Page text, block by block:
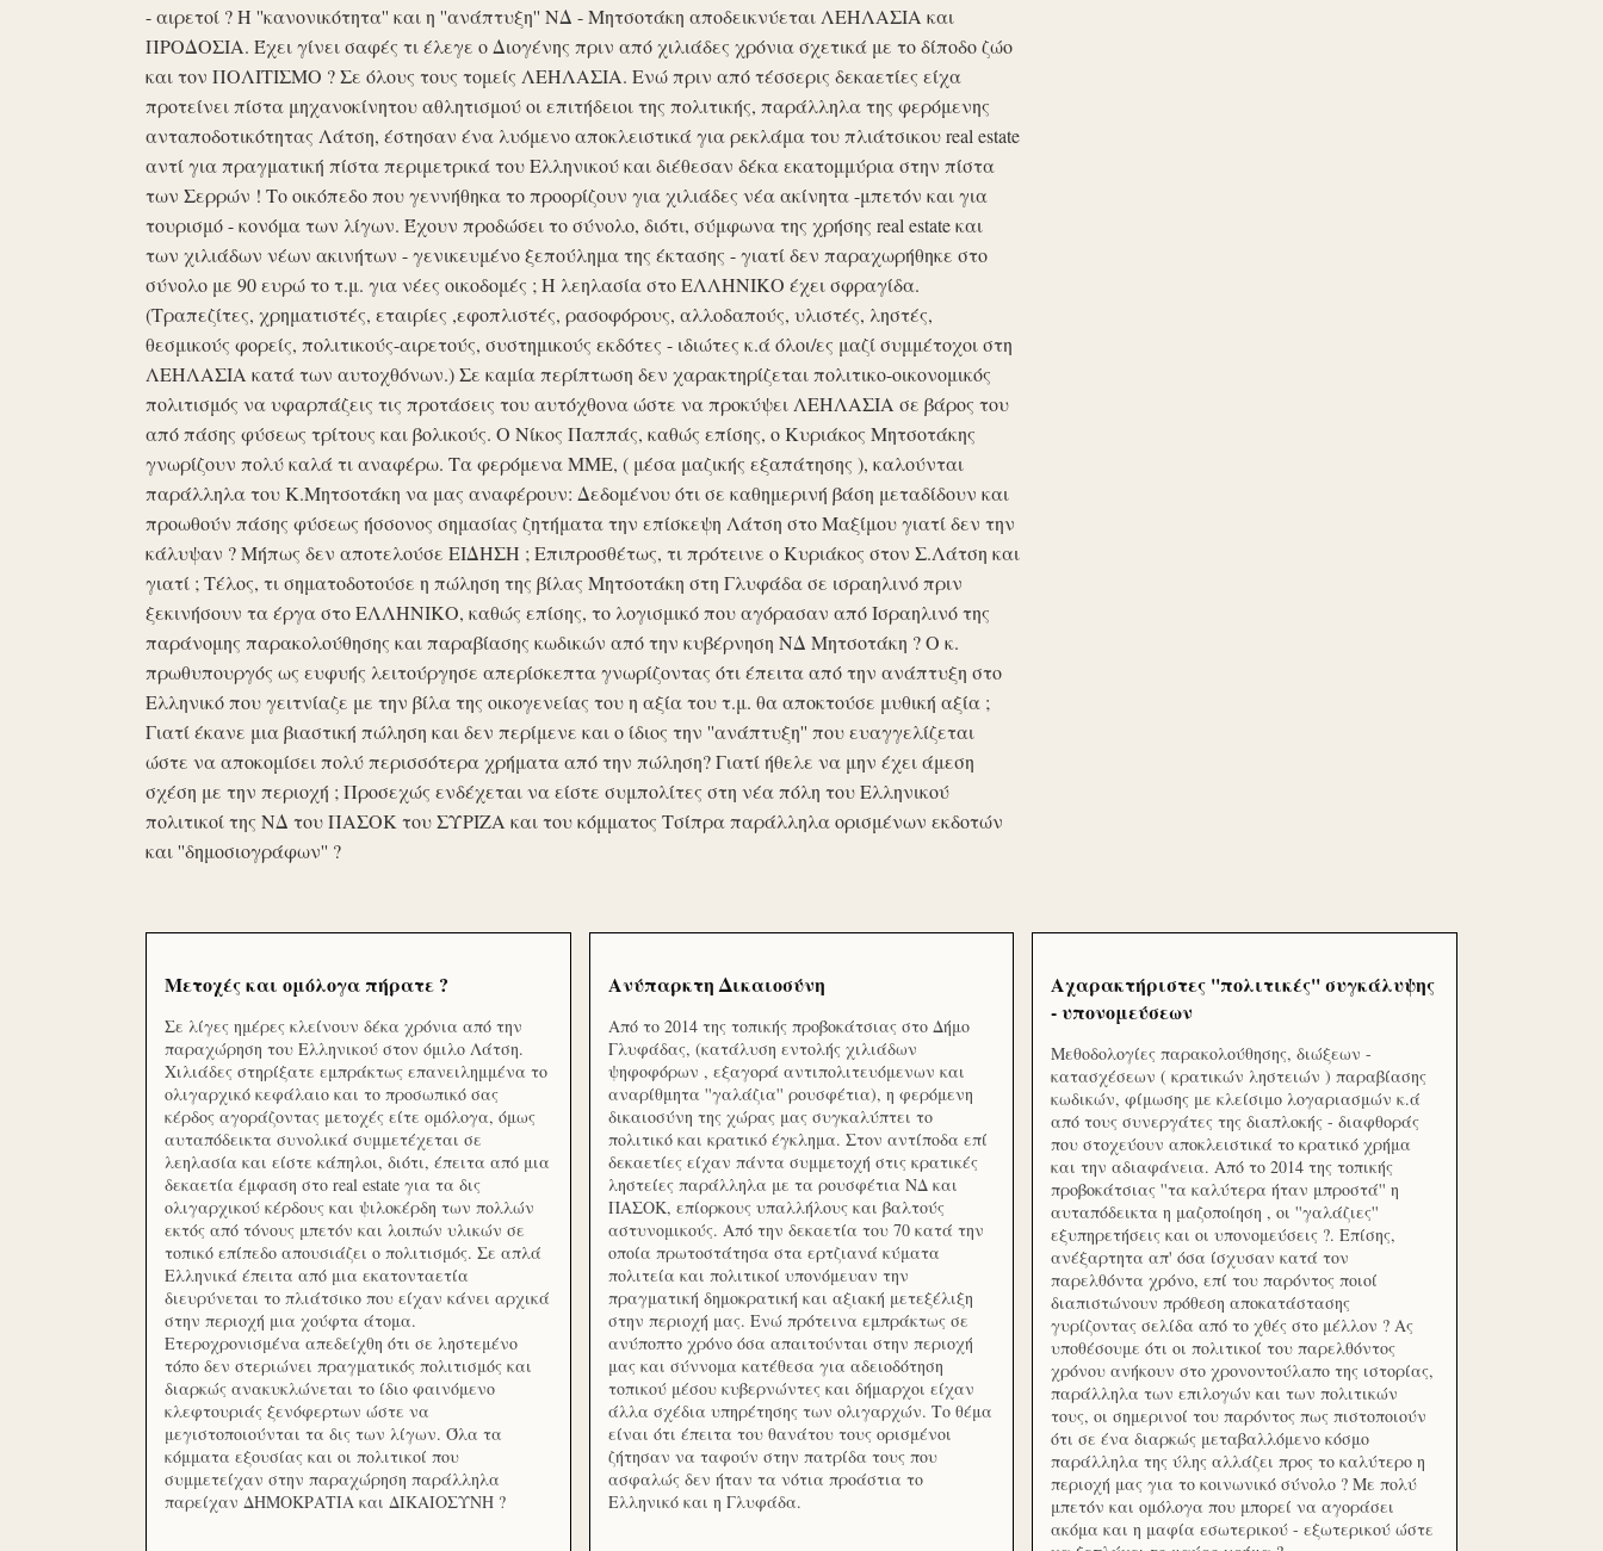
- αιρετοί ? Η ''κανονικότητα'' και η ''ανάπτυξη'' ΝΔ - Μητσοτάκη αποδεικνύεται ΛΕΗΛΑΣΙΑ και
ΠΡΟΔΟΣΙΑ. Έχει γίνει σαφές τι έλεγε ο Διογένης πριν από χιλιάδες χρόνια σχετικά με το δίποδο ζώο
και τον ΠΟΛΙΤΙΣΜΟ ? Σε όλους τους τομείς ΛΕΗΛΑΣΙΑ. Ενώ πριν από τέσσερις δεκαετίες είχα
προτείνει πίστα μηχανοκίνητου αθλητισμού οι επιτήδειοι της πολιτικής, παράλληλα της φερόμενης
ανταποδοτικότητας Λάτση, έστησαν ένα λυόμενο αποκλειστικά για ρεκλάμα του πλιάτσικου real estate
αντί για πραγματική πίστα περιμετρικά του Ελληνικού και διέθεσαν δέκα εκατομμύρια στην πίστα
των Σερρών ! Το οικόπεδο που γεννήθηκα το προορίζουν για χιλιάδες νέα ακίνητα -μπετόν και για
τουρισμό - κονόμα των λίγων. Έχουν προδώσει το σύνολο, διότι, σύμφωνα της χρήσης real estate και
των χιλιάδων νέων ακινήτων - γενικευμένο ξεπούλημα της έκτασης - γιατί δεν παραχωρήθηκε στο
σύνολο με 90 ευρώ το τ.μ. για νέες οικοδομές ; Η λεηλασία στο ΕΛΛΗΝΙΚΟ έχει σφραγίδα.
(Τραπεζίτες, χρηματιστές, εταιρίες ,εφοπλιστές, ρασοφόρους, αλλοδαπούς, υλιστές, ληστές,
θεσμικούς φορείς, πολιτικούς-αιρετούς, συστημικούς εκδότες - ιδιώτες κ.ά όλοι/ες μαζί συμμέτοχοι στη
ΛΕΗΛΑΣΙΑ κατά των αυτοχθόνων.) Σε καμία περίπτωση δεν χαρακτηρίζεται πολιτικο-οικονομικός
πολιτισμός να υφαρπάζεις τις προτάσεις του αυτόχθονα ώστε να προκύψει ΛΕΗΛΑΣΙΑ σε βάρος του
από πάσης φύσεως τρίτους και βολικούς. Ο Νίκος Παππάς, καθώς επίσης, ο Κυριάκος Μητσοτάκης
γνωρίζουν πολύ καλά τι αναφέρω. Τα φερόμενα ΜΜΕ, ( μέσα μαζικής εξαπάτησης ), καλούνται
παράλληλα του Κ.Μητσοτάκη να μας αναφέρουν: Δεδομένου ότι σε καθημερινή βάση μεταδίδουν και
προωθούν πάσης φύσεως ήσσονος σημασίας ζητήματα την επίσκεψη Λάτση στο Μαξίμου γιατί δεν την
κάλυψαν ? Μήπως δεν αποτελούσε ΕΙΔΗΣΗ ; Επιπροσθέτως, τι πρότεινε ο Κυριάκος στον Σ.Λάτση και
γιατί ; Τέλος, τι σηματοδοτούσε η πώληση της βίλας Μητσοτάκη στη Γλυφάδα σε ισραηλινό πριν
ξεκινήσουν τα έργα στο ΕΛΛΗΝΙΚΟ, καθώς επίσης, το λογισμικό που αγόρασαν από Ισραηλινό της
παράνομης παρακολούθησης και παραβίασης κωδικών από την κυβέρνηση ΝΔ Μητσοτάκη ? Ο κ.
πρωθυπουργός ως ευφυής λειτούργησε απερίσκεπτα γνωρίζοντας ότι έπειτα από την ανάπτυξη στο
Ελληνικό που γειτνίαζε με την βίλα της οικογενείας του η αξία του τ.μ. θα αποκτούσε μυθική αξία ;
Γιατί έκανε μια βιαστική πώληση και δεν περίμενε και ο ίδιος την ''ανάπτυξη'' που ευαγγελίζεται
ώστε να αποκομίσει πολύ περισσότερα χρήματα από την πώληση? Γιατί ήθελε να μην έχει άμεση
σχέση με την περιοχή ; Προσεχώς ενδέχεται να είστε συμπολίτες στη νέα πόλη του Ελληνικού
πολιτικοί της ΝΔ του ΠΑΣΟΚ του ΣΥΡΙΖΑ και του κόμματος Τσίπρα παράλληλα ορισμένων εκδοτών
και ''δημοσιογράφων'' ?
Μετοχές και ομόλογα πήρατε ?
Σε λίγες ημέρες κλείνουν δέκα χρόνια από την
παραχώρηση του Ελληνικού στον όμιλο Λάτση.
Χιλιάδες στηρίξατε εμπράκτως επανειλημμένα το
ολιγαρχικό κεφάλαιο και το προσωπικό σας
κέρδος αγοράζοντας μετοχές είτε ομόλογα, όμως
αυταπόδεικτα συνολικά συμμετέχεται σε
λεηλασία και είστε κάπηλοι, διότι, έπειτα από μια
δεκαετία έμφαση στο real estate για τα δις
ολιγαρχικού κέρδους και ψιλοκέρδη των πολλών
εκτός από τόνους μπετόν και λοιπών υλικών σε
τοπικό επίπεδο απουσιάζει ο πολιτισμός. Σε απλά
Ελληνικά έπειτα από μια εκατονταετία
διευρύνεται το πλιάτσικο που είχαν κάνει αρχικά
στην περιοχή μια χούφτα άτομα.
Ετεροχρονισμένα απεδείχθη ότι σε ληστεμένο
τόπο δεν στεριώνει πραγματικός πολιτισμός και
διαρκώς ανακυκλώνεται το ίδιο φαινόμενο
κλεφτουριάς ξενόφερτων ώστε να
μεγιστοποιούνται τα δις των λίγων. Όλα τα
κόμματα εξουσίας και οι πολιτικοί που
συμμετείχαν στην παραχώρηση παράλληλα
παρείχαν ΔΗΜΟΚΡΑΤΙΑ και ΔΙΚΑΙΟΣΥΝΗ ?
Ανύπαρκτη Δικαιοσύνη
Από το 2014 της τοπικής προβοκάτσιας στο Δήμο
Γλυφάδας, (κατάλυση εντολής χιλιάδων
ψηφοφόρων , εξαγορά αντιπολιτευόμενων και
αναρίθμητα ''γαλάζια'' ρουσφέτια), η φερόμενη
δικαιοσύνη της χώρας μας συγκαλύπτει το
πολιτικό και κρατικό έγκλημα. Στον αντίποδα επί
δεκαετίες είχαν πάντα συμμετοχή στις κρατικές
ληστείες παράλληλα με τα ρουσφέτια ΝΔ και
ΠΑΣΟΚ, επίορκους υπαλλήλους και βαλτούς
αστυνομικούς. Από την δεκαετία του 70 κατά την
οποία πρωτοστάτησα στα ερτζιανά κύματα
πολιτεία και πολιτικοί υπονόμευαν την
πραγματική δημοκρατική και αξιακή μετεξέλιξη
στην περιοχή μας. Ενώ πρότεινα εμπράκτως σε
ανύποπτο χρόνο όσα απαιτούνται στην περιοχή
μας και σύννομα κατέθεσα για αδειοδότηση
τοπικού μέσου κυβερνώντες και δήμαρχοι είχαν
άλλα σχέδια υπηρέτησης των ολιγαρχών. Το θέμα
είναι ότι έπειτα του θανάτου τους ορισμένοι
ζήτησαν να ταφούν στην πατρίδα τους που
ασφαλώς δεν ήταν τα νότια προάστια το
Ελληνικό και η Γλυφάδα.
Αχαρακτήριστες ''πολιτικές'' συγκάλυψης
- υπονομεύσεων
Μεθοδολογίες παρακολούθησης, διώξεων -
κατασχέσεων ( κρατικών ληστειών ) παραβίασης
κωδικών, φίμωσης με κλείσιμο λογαριασμών κ.ά
από τους συνεργάτες της διαπλοκής - διαφθοράς
που στοχεύουν αποκλειστικά το κρατικό χρήμα
και την αδιαφάνεια. Από το 2014 της τοπικής
προβοκάτσιας ''τα καλύτερα ήταν μπροστά'' η
αυταπόδεικτα η μαζοποίηση , οι ''γαλάζιες''
εξυπηρετήσεις και οι υπονομεύσεις ?. Επίσης,
ανέξαρτητα απ' όσα ίσχυσαν κατά τον
παρελθόντα χρόνο, επί του παρόντος ποιοί
διαπιστώνουν πρόθεση αποκατάστασης
γυρίζοντας σελίδα από το χθές στο μέλλον ? Ας
υποθέσουμε ότι οι πολιτικοί του παρελθόντος
χρόνου ανήκουν στο χρονοντούλαπο της ιστορίας,
παράλληλα των επιλογών και των πολιτικών
τους, οι σημερινοί του παρόντος πως πιστοποιούν
ότι σε ένα διαρκώς μεταβαλλόμενο κόσμο
παράλληλα της ύλης αλλάζει προς το καλύτερο η
περιοχή μας για το κοινωνικό σύνολο ? Με πολύ
μπετόν και ομόλογα που μπορεί να αγοράσει
ακόμα και η μαφία εσωτερικού - εξωτερικού ώστε